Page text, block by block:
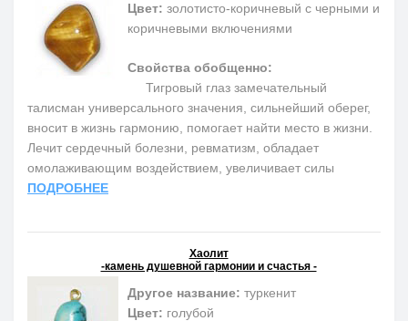
Цвет: золотисто-коричневый с черными и
коричневыми включениями
Свойства обобщенно:
Тигровый глаз замечательный
талисман универсального значения, сильнейший оберег,
вносит в жизнь гармонию, помогает найти место в жизни.
Лечит сердечный болезни, ревматизм, обладает
омолаживающим воздействием, увеличивает силы
ПОДРОБНЕЕ
Хаолит
-камень душевной гармонии и счастья -
Другое название: туркенит
Цвет: голубой